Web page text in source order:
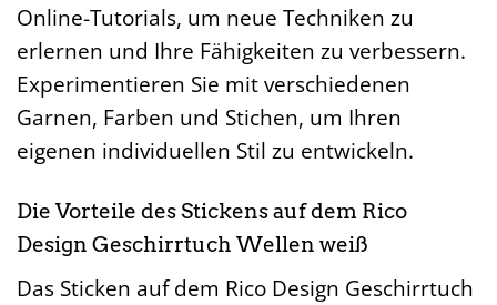
Online-Tutorials, um neue Techniken zu
erlernen und Ihre Fähigkeiten zu verbessern.
Experimentieren Sie mit verschiedenen
Garnen, Farben und Stichen, um Ihren
eigenen individuellen Stil zu entwickeln.
Die Vorteile des Stickens auf dem Rico
Design Geschirrtuch Wellen weiß
Das Sticken auf dem Rico Design Geschirrtuch